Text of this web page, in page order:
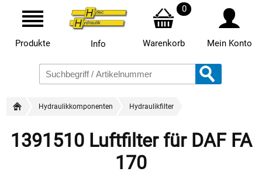
Produkte Info
0
Warenkorb Mein Konto
Hydraulikkomponenten Hydraulikfilter
1391510 Luftfilter für DAF FA
170